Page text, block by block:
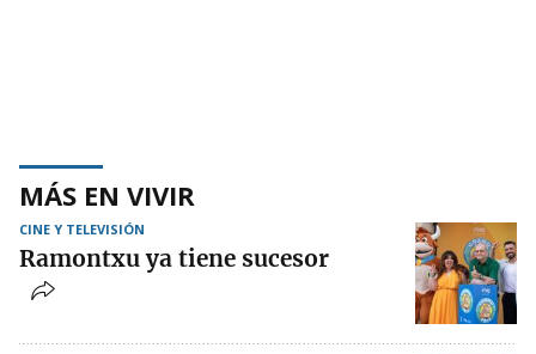
MÁS EN VIVIR
CINE Y TELEVISIÓN
Ramontxu ya tiene sucesor